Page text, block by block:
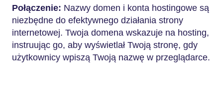
Połączenie: Nazwy domen i konta hostingowe są
niezbędne do efektywnego działania strony
internetowej. Twoja domena wskazuje na hosting,
instruując go, aby wyświetlał Twoją stronę, gdy
użytkownicy wpiszą Twoją nazwę w przeglądarce.